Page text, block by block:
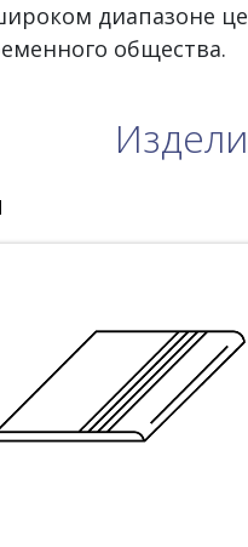
диапазоне
общества.